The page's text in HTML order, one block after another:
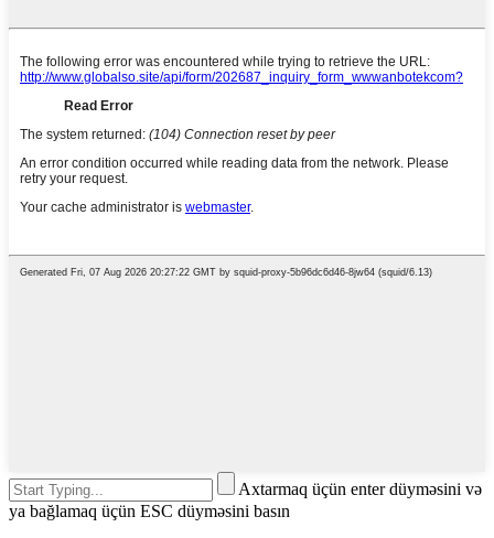
Axtarmaq üçün enter düyməsini və
ya bağlamaq üçün ESC düyməsini basın